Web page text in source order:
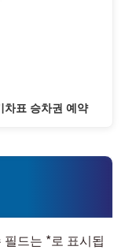
차표 승차권 예약
필드는 *로 표시됩